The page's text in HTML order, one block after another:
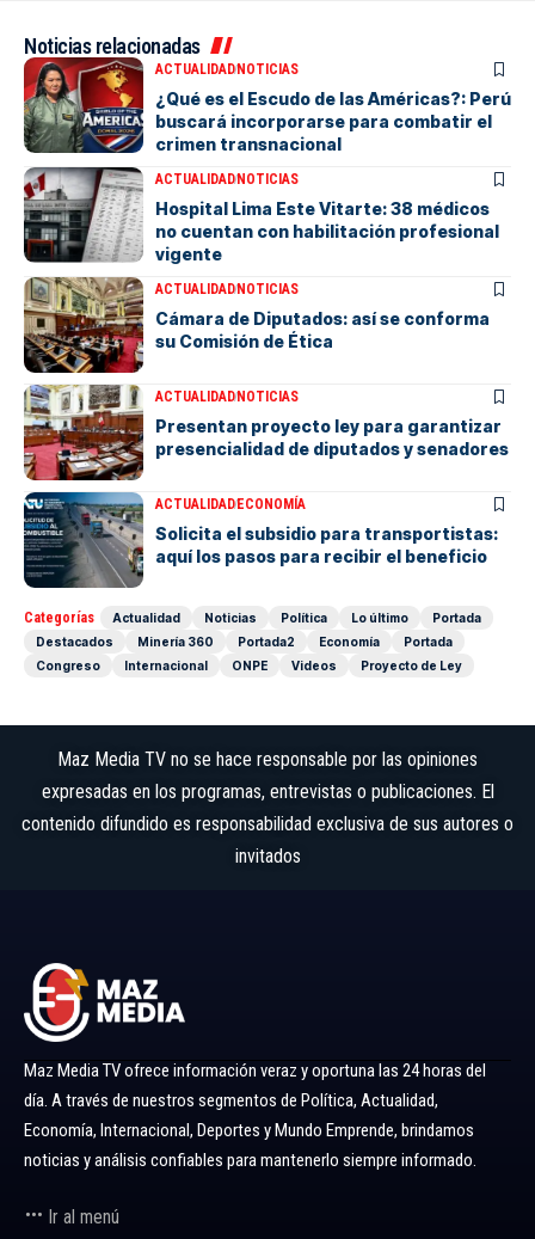
Noticias relacionadas
ACTUALIDADNOTICIAS
¿Qué es el Escudo de las Américas?: Perú
buscará incorporarse para combatir el
crimen transnacional
ACTUALIDADNOTICIAS
Hospital Lima Este Vitarte: 38 médicos
no cuentan con habilitación profesional
vigente
ACTUALIDADNOTICIAS
Cámara de Diputados: así se conforma
su Comisión de Ética
ACTUALIDADNOTICIAS
Presentan proyecto ley para garantizar
presencialidad de diputados y senadores
ACTUALIDADECONOMÍA
Solicita el subsidio para transportistas:
aquí los pasos para recibir el beneficio
Categorías Actualidad Noticias Política Lo último
Portada
Destacados
Minería 360 Portada2 Economía
Portada
Congreso
Internacional ONPE Videos Proyecto de Ley
Maz Media TV no se hace responsable por las opiniones
expresadas en los programas, entrevistas o publicaciones. El
contenido difundido es responsabilidad exclusiva de sus autores o
invitados
Maz Media TV ofrece información veraz y oportuna las 24 horas del
día. A través de nuestros segmentos de Política, Actualidad,
Economía, Internacional, Deportes y Mundo Emprende, brindamos
noticias y análisis confiables para mantenerlo siempre informado.
Ir al menú